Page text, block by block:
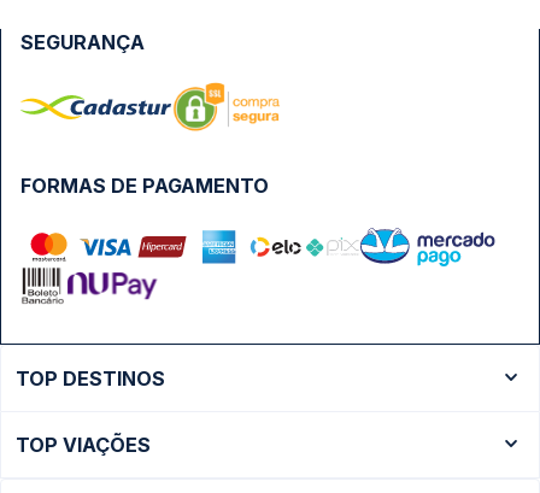
FORMAS DE PAGAMENTO
SEGURANÇA
TOP DESTINOS
Ônibus São Paulo
TOP VIAÇÕES